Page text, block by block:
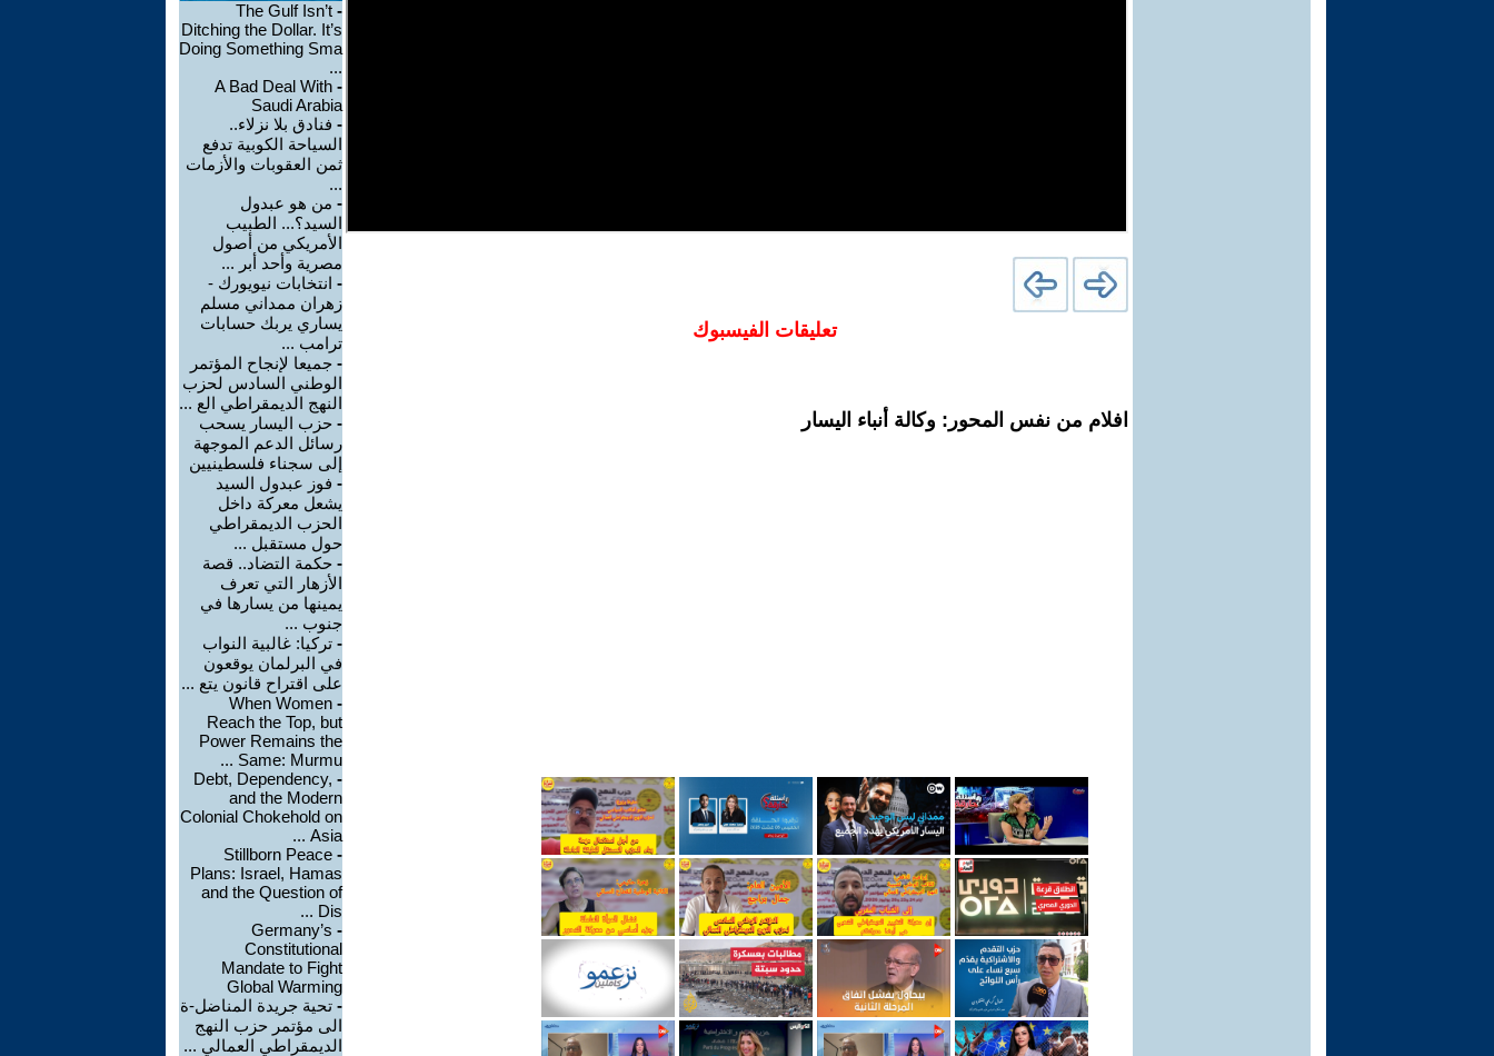
تعليقات الفيسبوك
افلام من نفس المحور: وكالة أنباء اليسار
-
The Gulf Isn’t
Ditching the Dollar. It’s
Doing Something Sma
...
-
A Bad Deal With
Saudi Arabia
- فنادق بلا نزلاء..
السياحة الكوبية تدفع
ثمن العقوبات والأزمات
...
- من هو عبدول
السيد؟... الطبيب
الأمريكي من أصول
مصرية وأحد أبر ...
- انتخابات نيويورك -
زهران ممداني مسلم
يساري يربك حسابات
ترامب ...
- جميعا لإنجاح المؤتمر
الوطني السادس لحزب
النهج الديمقراطي الع ...
- حزب اليسار يسحب
رسائل الدعم الموجهة
إلى سجناء فلسطينيين
- فوز عبدول السيد
يشعل معركة داخل
الحزب الديمقراطي
حول مستقبل ...
- حكمة التضاد.. قصة
الأزهار التي تعرف
يمينها من يسارها في
جنوب ...
- تركيا: غالبية النواب
في البرلمان يوقعون
على اقتراح قانون يتع ...
-
When Women
Reach the Top, but
Power Remains the
Same: Murmu ...
-
Debt, Dependency,
and the Modern
Colonial Chokehold on
Asia ...
-
Stillborn Peace
Plans: Israel, Hamas
and the Question of
Dis ...
-
Germany’s
Constitutional
Mandate to Fight
Global Warming
- تحية جريدة المناضل-ة
الى مؤتمر حزب النهج
الديمقراطي العمالي ...